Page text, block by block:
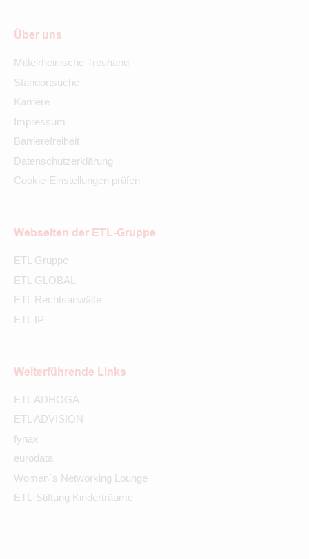
Über uns
Mittelrheinische Treuhand
Standortsuche
Karriere
Impressum
Barrierefreiheit
Datenschutzerklärung
Cookie-Einstellungen prüfen
Webseiten der ETL-Gruppe
ETL Gruppe
ETL GLOBAL
ETL Rechtsanwälte
ETL IP
Weiterführende Links
ETL ADHOGA
ETL ADVISION
fynax
eurodata
Women´s Networking Lounge
ETL-Stiftung Kinderträume